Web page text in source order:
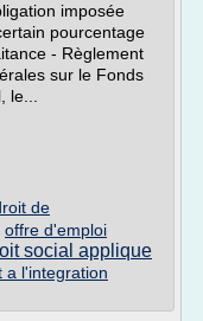
imposée
pourcentage
- Règlement
sur le Fonds
de
offre d'emploi
social applique
a l'integration